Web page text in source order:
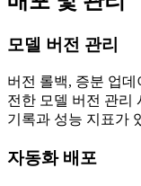
모델 버전 관리
버전 롤백, 증분 업
전한 모델 버전 관리
기록과 성능 지표가
자동화 배포